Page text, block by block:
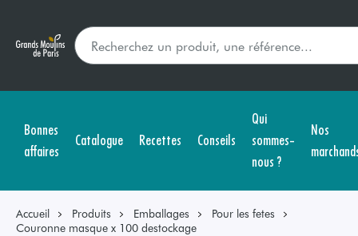
Bonnes
affaires
Catalogue Recettes Conseils
Qui
sommes-
nous ?
Nos
Accueil Produits Emballages
Pour les fetes
Couronne masque x 100 destockage